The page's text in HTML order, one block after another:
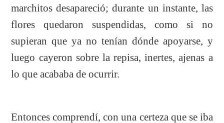
marchitos desapareció; durante un instante, las
flores quedaron suspendidas, como si no
supieran que ya no tenían dónde apoyarse, y
luego cayeron sobre la repisa, inertes, ajenas a
lo que acababa de ocurrir.
Entonces comprendí, con una certeza que se iba